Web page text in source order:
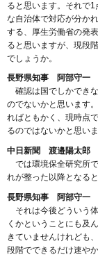
ると思います。それで
な自治体で対応が分か
する、厚生労働省の発
ると思いますが、現段
でしょうか。
長野県知事 阿部守一
確認は国でしかでき
のでないかと思います
ればともかく、現時点
るのではないかと思いま
中日新聞 渡邉陽太郎
では環境保全研究所
れが整った以降となる
長野県知事 阿部守一
それは今後どういう
くかということにも及
きていませんけれども
段階でできるだけ速や